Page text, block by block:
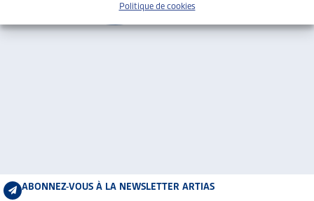
Politique de cookies
ABONNEZ-VOUS À LA NEWSLETTER ARTIAS